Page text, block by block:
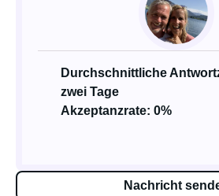
Durchschnittliche
zwei Tage
Akzeptanzrate: 0%
Nachricht